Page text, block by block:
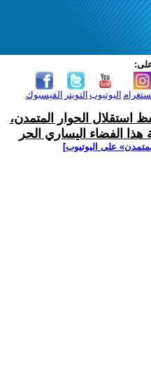
على:
الفيسبوك التويتر اليوتيوب
استقلال الحوار المتمدن،
الفضاء اليساري الحر
على اليوتيوب]